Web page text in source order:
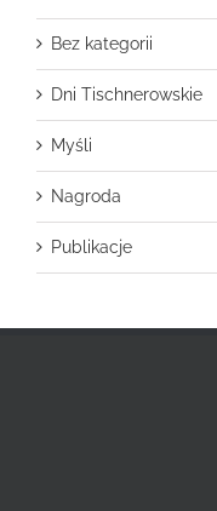
Bez kategorii
Dni Tischnerowskie
Myśli
Nagroda
Publikacje